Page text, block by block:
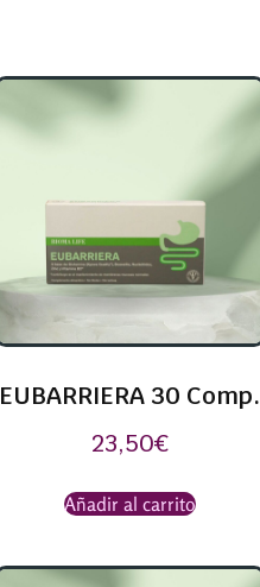
EUBARRIERA 30 Comp.
23,50€
Añadir al carrito